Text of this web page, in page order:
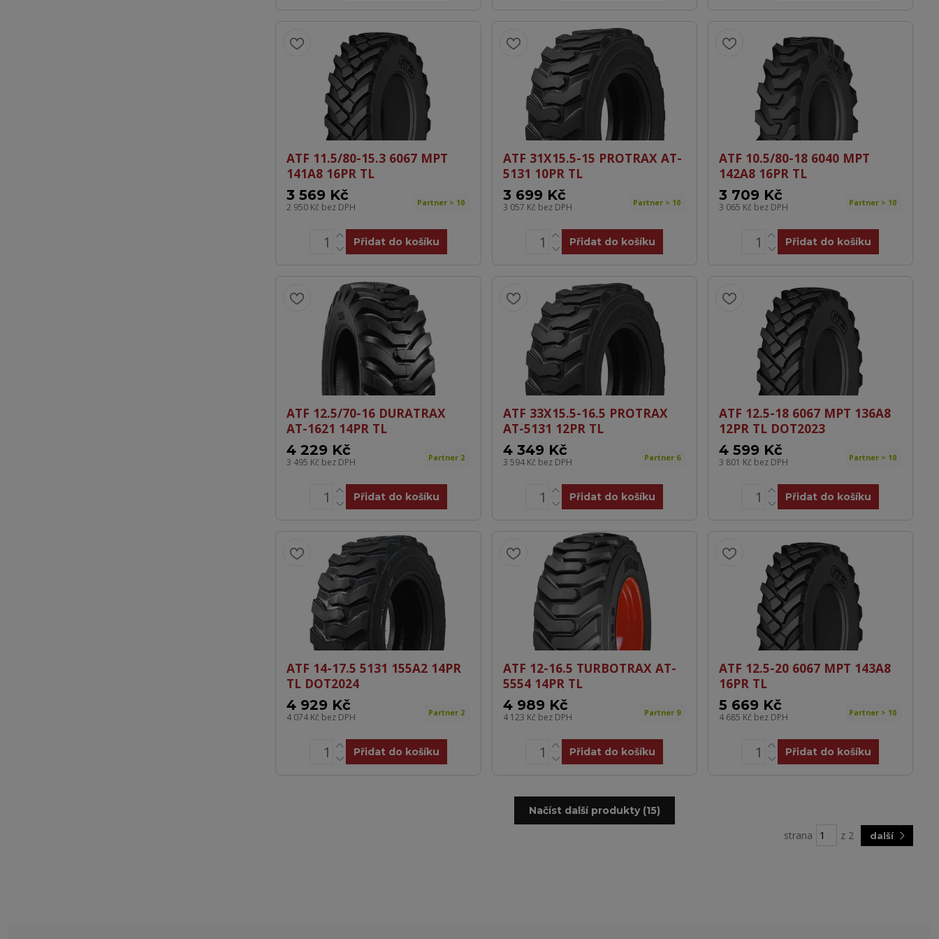
ATF 11.5/80-15.3 6067 MPT
141A8 16PR TL
3 569 Kč
2 950 Kč bez DPH Partner > 10
Přidat do košíku
ATF 31X15.5-15 PROTRAX AT-
5131 10PR TL
3 699 Kč
3 057 Kč bez DPH Partner > 10
Přidat do košíku
ATF 10.5/80-18 6040 MPT
142A8 16PR TL
3 709 Kč
3 065 Kč bez DPH Partner > 10
Přidat do košíku
ATF 12.5/70-16 DURATRAX
AT-1621 14PR TL
4 229 Kč
3 495 Kč bez DPH Partner 2
Přidat do košíku
ATF 33X15.5-16.5 PROTRAX
AT-5131 12PR TL
4 349 Kč
3 594 Kč bez DPH Partner 6
Přidat do košíku
ATF 12.5-18 6067 MPT 136A8
12PR TL DOT2023
4 599 Kč
3 801 Kč bez DPH Partner > 10
Přidat do košíku
ATF 14-17.5 5131 155A2 14PR
TL DOT2024
4 929 Kč
4 074 Kč bez DPH Partner 2
Přidat do košíku
ATF 12-16.5 TURBOTRAX AT-
5554 14PR TL
4 989 Kč
4 123 Kč bez DPH Partner 9
Přidat do košíku
ATF 12.5-20 6067 MPT 143A8
16PR TL
5 669 Kč
4 685 Kč bez DPH Partner > 10
Přidat do košíku
Načíst další produkty (15)
strana z 2 další